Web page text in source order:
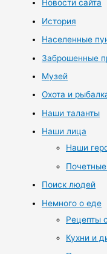
Новости сайта
История
Населенные
Заброшенные
Музей
Охота и
Наши таланты
Наши лица
Наши
Поиск людей
Немного о еде
Рецепты
Кухни и